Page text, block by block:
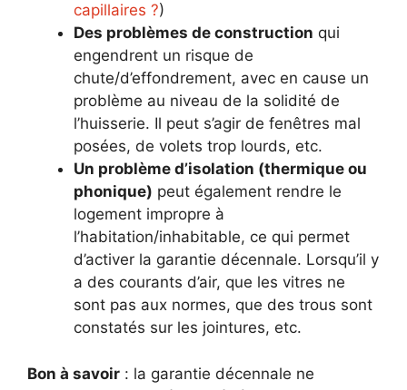
capillaires ?)
Des problèmes de construction qui
engendrent un risque de
chute/d’effondrement, avec en cause un
problème au niveau de la solidité de
l’huisserie. Il peut s’agir de fenêtres mal
posées, de volets trop lourds, etc.
Un problème d’isolation (thermique ou
phonique) peut également rendre le
logement impropre à
l’habitation/inhabitable, ce qui permet
d’activer la garantie décennale. Lorsqu’il y
a des courants d’air, que les vitres ne
sont pas aux normes, que des trous sont
constatés sur les jointures, etc.
Bon à savoir : la garantie décennale ne